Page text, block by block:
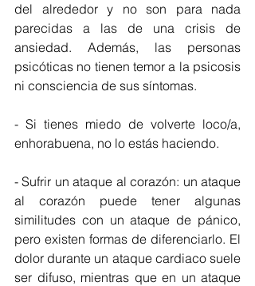
del alrededor y no son para nada
parecidas a las de una crisis de
ansiedad. Además, las personas
psicóticas no tienen temor a la psicosis
ni consciencia de sus síntomas.
- Si tienes miedo de volverte loco/a,
enhorabuena, no lo estás haciendo.
- Sufrir un ataque al corazón: un ataque
al corazón puede tener algunas
similitudes con un ataque de pánico,
pero existen formas de diferenciarlo. El
dolor durante un ataque cardiaco suele
ser difuso, mientras que en un ataque